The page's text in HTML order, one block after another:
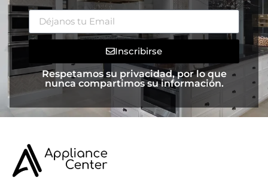
Inscribirse
Respetamos su privacidad, por lo que
nunca compartimos su información.